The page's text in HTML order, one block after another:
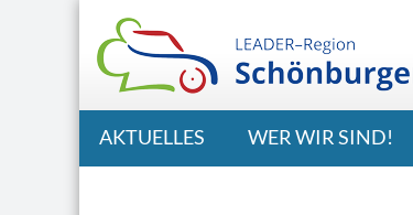
AKTUELLES WER WIR SIND!